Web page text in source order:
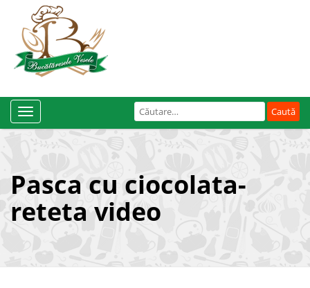
Caută
după:
Toggle
Navigation
Pasca cu ciocolata-
reteta video